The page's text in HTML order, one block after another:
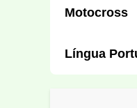
Motocross
Língua